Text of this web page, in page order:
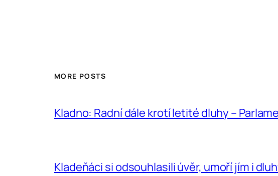
MORE POSTS
Kladno: Radní dále krotí letité dluhy –
Kladeňáci si odsouhlasili úvěr, umoří jím i